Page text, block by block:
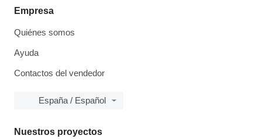
Empresa
Quiénes somos
Ayuda
Contactos del vendedor
España / Español
Nuestros proyectos